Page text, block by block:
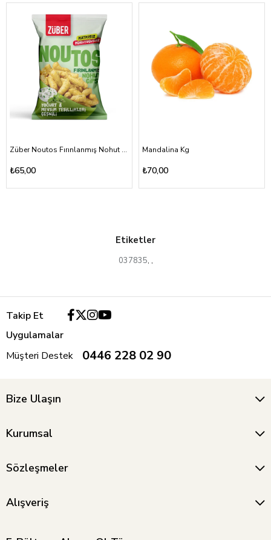
Züber Noutos Fırınlanmış Nohut Cipsi Yoğurt Mevsim Yeşillikleri 55gr
₺65,00
Mandalina Kg
₺70,00
Etiketler
037835, ,
Takip Et
Uygulamalar
Müşteri Destek
0446 228 02 90
Bize Ulaşın
Kurumsal
Sözleşmeler
Alışveriş